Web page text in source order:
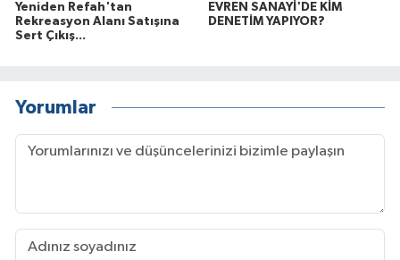
Yeniden Refah'tan
Rekreasyon Alanı Satışına
Sert Çıkış...
EVREN SANAYİ'DE KİM
DENETİM YAPIYOR?
Yorumlar